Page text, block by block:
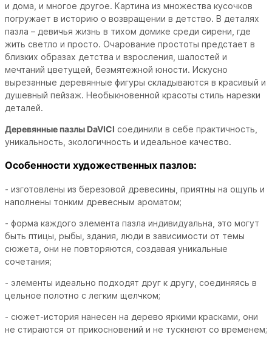
и дома, и многое другое. Картина из множества кусочков
погружает в историю о возвращении в детство. В деталях
пазла – девичья жизнь в тихом домике среди сирени, где
жить светло и просто. Очарование простоты предстает в
близких образах детства и взросления, шалостей и
мечтаний цветущей, безмятежной юности. Искусно
вырезанные деревянные фигуры складываются в красивый и
душевный пейзаж. Необыкновенной красоты стиль нарезки
деталей.
Деревянные пазлы DaVICI соединили в себе практичность,
уникальность, экологичность и идеальное качество.
Особенности художественных пазлов:
- изготовлены из березовой древесины, приятны на ощупь и
наполнены тонким древесным ароматом;
- форма каждого элемента пазла индивидуальна, это могут
быть птицы, рыбы, здания, люди в зависимости от темы
сюжета, они не повторяются, создавая уникальные
сочетания;
- элементы идеально подходят друг к другу, соединяясь в
цельное полотно с легким щелчком;
- сюжет-история нанесен на дерево яркими красками, они
не стираются от прикосновений и не тускнеют со временем;